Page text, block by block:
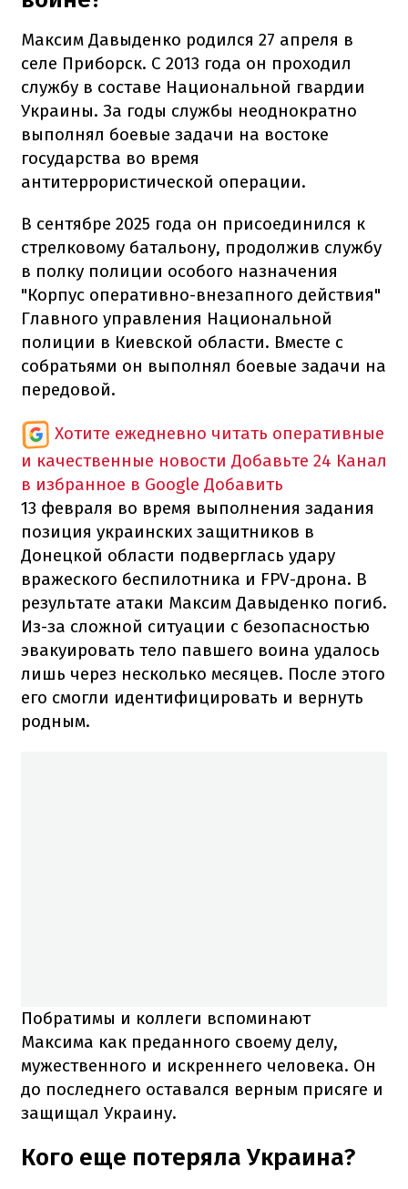
Максим Давыденко родился 27 апреля в
селе Приборск. С 2013 года он проходил
службу в составе Национальной гвардии
Украины. За годы службы неоднократно
выполнял боевые задачи на востоке
государства во время
антитеррористической операции.
В сентябре 2025 года он присоединился к
стрелковому батальону, продолжив службу
в полку полиции особого назначения
"Корпус оперативно-внезапного действия"
Главного управления Национальной
полиции в Киевской области. Вместе с
собратьями он выполнял боевые задачи на
передовой.
Хотите ежедневно читать оперативные
и качественные новости Добавьте 24 Канал
в избранное в Google Добавить
13 февраля во время выполнения задания
позиция украинских защитников в
Донецкой области подверглась удару
вражеского беспилотника и FPV-дрона. В
результате атаки Максим Давыденко погиб.
Из-за сложной ситуации с безопасностью
эвакуировать тело павшего воина удалось
лишь через несколько месяцев. После этого
его смогли идентифицировать и вернуть
родным.
Побратимы и коллеги вспоминают
Максима как преданного своему делу,
мужественного и искреннего человека. Он
до последнего оставался верным присяге и
защищал Украину.
Кого еще потеряла Украина?